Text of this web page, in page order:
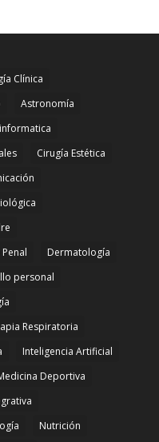
Clínica
Astronomía
Cirugía Estética
Dermatología
personal
Respiratoria
Inteligencia Artificial
Deportiva
Nutrición